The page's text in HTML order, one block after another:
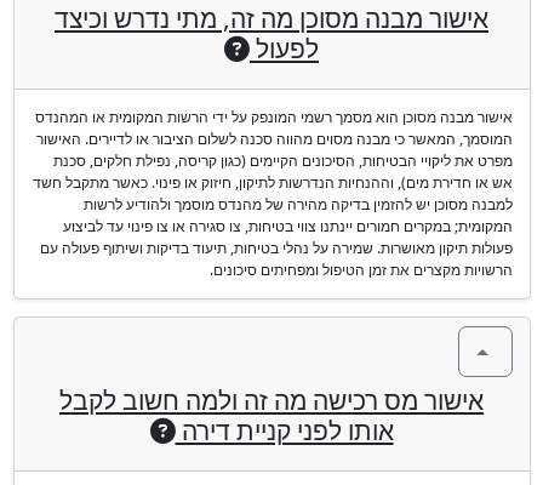
אישור מבנה מסוכן מה זה, מתי נדרש וכיצד
לפעול
אישור מבנה מסוכן הוא מסמך רשמי המונפק על ידי הרשות המקומית או המהנדס
המוסמך, המאשר כי מבנה מסוים מהווה סכנה לשלום הציבור או לדיירים. האישור
מפרט את ליקויי הבטיחות, הסיכונים הקיימים (כגון קריסה, נפילת חלקים, סכנת
אש או חדירת מים), וההנחיות הנדרשות לתיקון, חיזוק או פינוי. כאשר מתקבל חשד
למבנה מסוכן יש להזמין בדיקה מהירה של מהנדס מוסמך ולהודיע לרשות
המקומית; במקרים חמורים יינתנו צווי בטיחות, צו סגירה או צו פינוי עד לביצוע
פעולות תיקון מאושרות. שמירה על נהלי בטיחות, תיעוד בדיקות ושיתוף פעולה עם
הרשויות מקצרים את זמן הטיפול ומפחיתים סיכונים.
אישור מס רכישה מה זה ולמה חשוב לקבל
אותו לפני קניית דירה